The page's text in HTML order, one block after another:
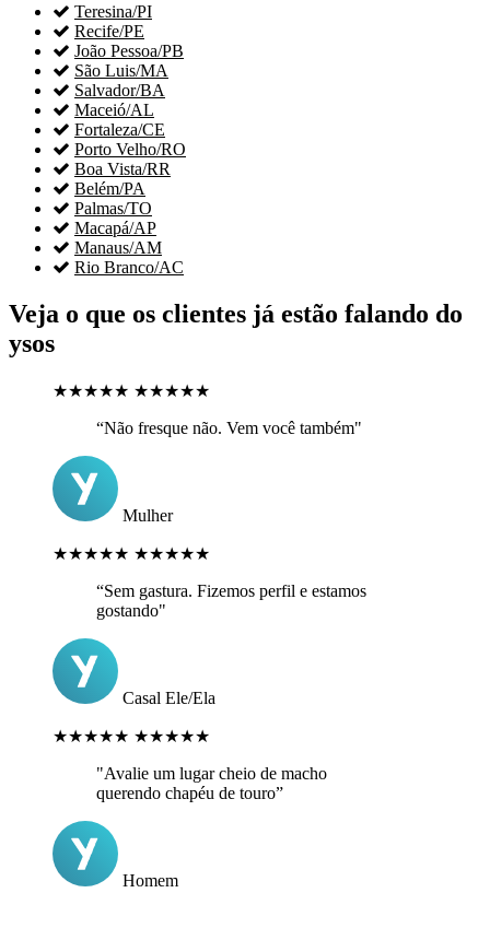
 Teresina/PI
 Recife/PE
 João Pessoa/PB
 São Luis/MA
 Salvador/BA
 Maceió/AL
 Fortaleza/CE
 Porto Velho/RO
 Boa Vista/RR
 Belém/PA
 Palmas/TO
 Macapá/AP
 Manaus/AM
 Rio Branco/AC
Veja o que os clientes já estão falando do
ysos
★★★★★ ★★★★★
“Não fresque não. Vem você também"
Mulher
★★★★★ ★★★★★
“Sem gastura. Fizemos perfil e estamos
gostando"
Casal Ele/Ela
★★★★★ ★★★★★
"Avalie um lugar cheio de macho
querendo chapéu de touro”
Homem